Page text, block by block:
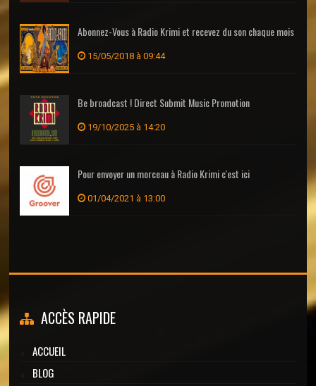
Abonnez-Vous à Radio Krimi et recevez du son chaque mois
15/05/2018 à 09:44
Be broadcast ! Direct Submit Music Promotion
19/10/2025 à 14:20
Pour envoyer un morceau à Radio Krimi c'est ici
01/04/2021 à 13:00
ACCÈS RAPIDE
ACCUEIL
BLOG